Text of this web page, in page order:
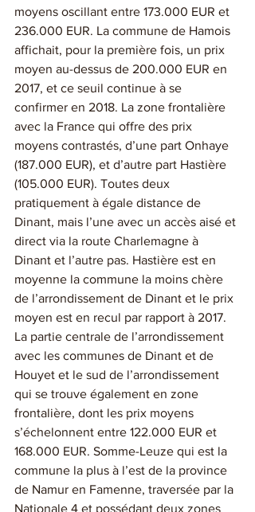
moyens oscillant entre 173.000 EUR et
236.000 EUR. La commune de Hamois
affichait, pour la première fois, un prix
moyen au-dessus de 200.000 EUR en
2017, et ce seuil continue à se
confirmer en 2018. La zone frontalière
avec la France qui offre des prix
moyens contrastés, d’une part Onhaye
(187.000 EUR), et d’autre part Hastière
(105.000 EUR). Toutes deux
pratiquement à égale distance de
Dinant, mais l’une avec un accès aisé et
direct via la route Charlemagne à
Dinant et l’autre pas. Hastière est en
moyenne la commune la moins chère
de l’arrondissement de Dinant et le prix
moyen est en recul par rapport à 2017.
La partie centrale de l’arrondissement
avec les communes de Dinant et de
Houyet et le sud de l’arrondissement
qui se trouve également en zone
frontalière, dont les prix moyens
s’échelonnent entre 122.000 EUR et
168.000 EUR. Somme-Leuze qui est la
commune la plus à l’est de la province
de Namur en Famenne, traversée par la
Nationale 4 et possédant deux zones